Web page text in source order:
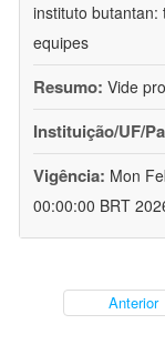
instituto butantan:
equipes
Resumo: Vide
Instituição/UF/
Vigência: Mon
00:00:00 BRT
Anterior